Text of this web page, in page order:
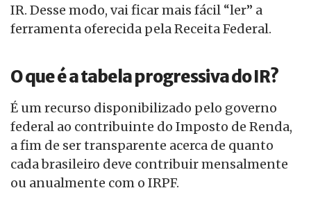
IR. Desse modo, vai ficar mais fácil “ler” a
ferramenta oferecida pela Receita Federal.
O que é a tabela progressiva do IR?
É um recurso disponibilizado pelo governo
federal ao contribuinte do Imposto de Renda,
a fim de ser transparente acerca de quanto
cada brasileiro deve contribuir mensalmente
ou anualmente com o IRPF.